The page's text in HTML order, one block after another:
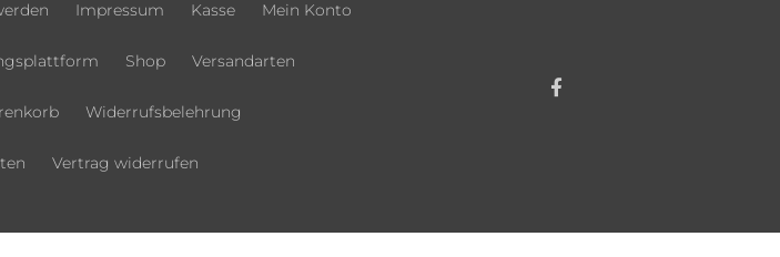
Impressum Kasse Mein Konto
Shop Versandarten
Widerrufsbelehrung
Vertrag widerrufen